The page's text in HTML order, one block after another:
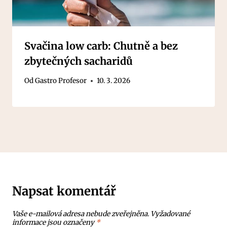
Svačina low carb: Chutně a bez
zbytečných sacharidů
OdGastro Profesor 10. 3. 2026
Napsat komentář
Vaše e-mailová adresa nebude zveřejněna. Vyžadované
informace jsou označeny*